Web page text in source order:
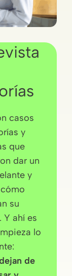
po
+Su
árez
VISTA
A
DIMAS
SUÁRE
Z
mient
o con
criter
io:
la
casos
y
que
dar un
y
su
Y ahí es
lo
de